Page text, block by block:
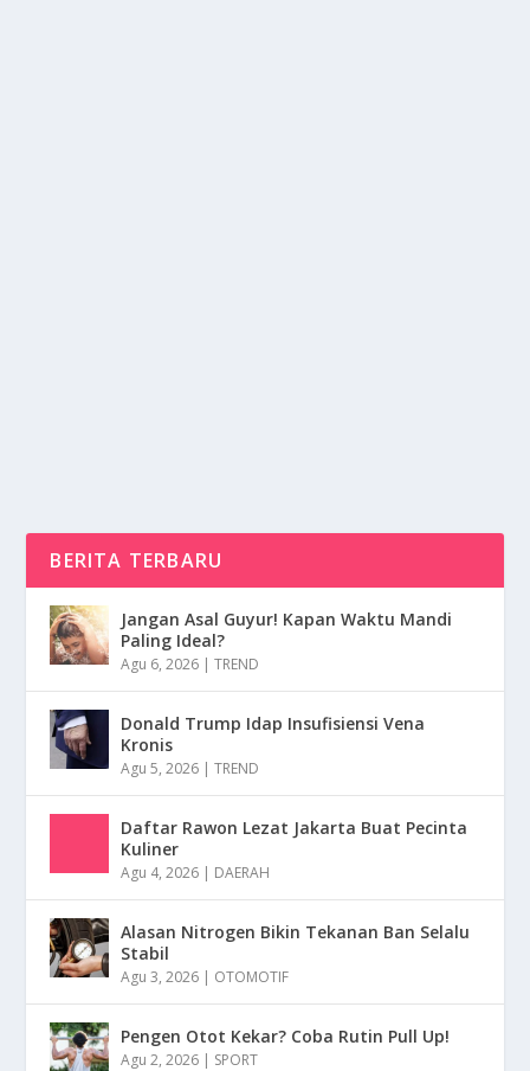
BERITA TERBARU
Jangan Asal Guyur! Kapan Waktu Mandi
Paling Ideal?
Agu 6, 2026 |TREND
Donald Trump Idap Insufisiensi Vena
Kronis
Agu 5, 2026 |TREND
Daftar Rawon Lezat Jakarta Buat Pecinta
Kuliner
Agu 4, 2026 | DAERAH
Alasan Nitrogen Bikin Tekanan Ban Selalu
Stabil
Agu 3, 2026 | OTOMOTIF
Pengen Otot Kekar? Coba Rutin Pull Up!
Agu 2, 2026 | SPORT